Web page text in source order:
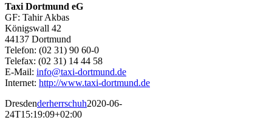
Taxi Dortmund eG
GF: Tahir Akbas
Königswall 42
44137 Dortmund
Telefon: (02 31) 90 60-0
Telefax: (02 31) 14 44 58
E-Mail: info@taxi-dortmund.de
Internet: http://www.taxi-dortmund.de
Dresdenderherrschuh2020-06-
24T15:19:09+02:00